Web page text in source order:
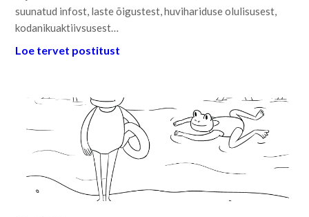
suunatud infost, laste õigustest, huvihariduse olulisusest,
kodanikuaktiivsusest…
Loe tervet postitust